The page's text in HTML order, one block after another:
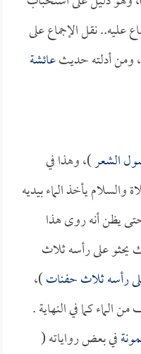
عليه.. نقل الإجماع على
ومن أدلته حديثعائشة
الشعر)، وهذا في
يأخذ الماء بيديه
يظن أنه روى هذا
يحثو على رأسه ثلاث
رأسه ثلاث حفنات)،
كما في النهاية .
في بعض رواياته (